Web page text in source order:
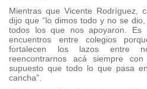
Mientras que Vicente Rodríguez,
dijo que “lo dimos todo y no se
todos los que nos apoyaron.
encuentros entre colegios
fortalecen los lazos entre
reencontrarnos acá siempre
supuesto que todo lo que pasa
cancha”.